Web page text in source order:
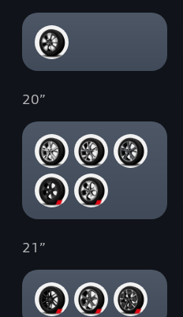
20”
21 ”